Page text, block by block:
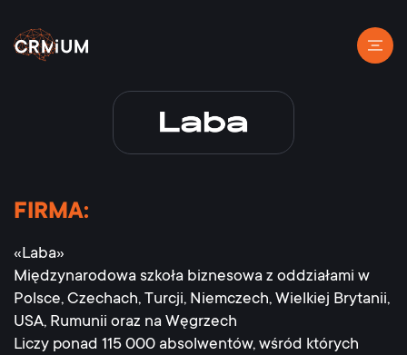
FIRMA:
«Laba»
Międzynarodowa szkoła biznesowa z oddziałami w
Polsce, Czechach, Turcji, Niemczech, Wielkiej Brytanii,
USA, Rumunii oraz na Węgrzech
Liczy ponad 115 000 absolwentów, wśród których